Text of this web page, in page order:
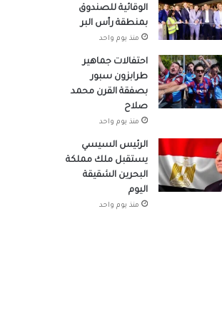
الوقائية للصندوق
بمنطقة رأس البر
منذ يوم واحد
احتفالات جماهير
طرابزون سبور
بصفقة القرن محمد
صلاح
منذ يوم واحد
الرئيس السيسي
يستقبل ملك مملكة
البحرين الشقيقة
اليوم
منذ يوم واحد